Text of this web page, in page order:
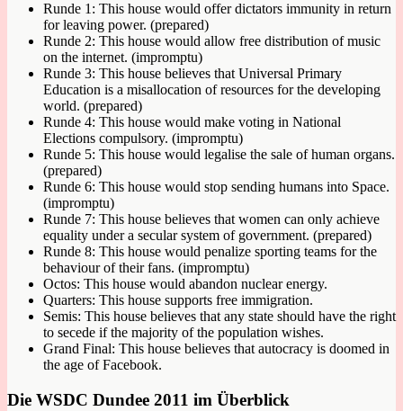
Runde 1: This house would offer dictators immunity in return
for leaving power. (prepared)
Runde 2: This house would allow free distribution of music
on the internet. (impromptu)
Runde 3: This house believes that Universal Primary
Education is a misallocation of resources for the developing
world. (prepared)
Runde 4: This house would make voting in National
Elections compulsory. (impromptu)
Runde 5: This house would legalise the sale of human organs.
(prepared)
Runde 6: This house would stop sending humans into Space.
(impromptu)
Runde 7: This house believes that women can only achieve
equality under a secular system of government. (prepared)
Runde 8: This house would penalize sporting teams for the
behaviour of their fans. (impromptu)
Octos: This house would abandon nuclear energy.
Quarters: This house supports free immigration.
Semis: This house believes that any state should have the right
to secede if the majority of the population wishes.
Grand Final: This house believes that autocracy is doomed in
the age of Facebook.
Die WSDC Dundee 2011 im Überblick